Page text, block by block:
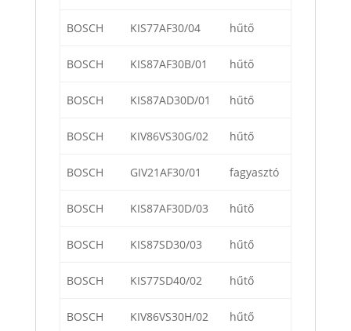
BOSCH KIS77AF30/04 hűtő
BOSCH KIS87AF30B/01 hűtő
BOSCH KIS87AD30D/01 hűtő
BOSCH KIV86VS30G/02 hűtő
BOSCH GIV21AF30/01 fagyasztó
BOSCH KIS87AF30D/03 hűtő
BOSCH KIS87SD30/03 hűtő
BOSCH KIS77SD40/02 hűtő
BOSCH KIV86VS30H/02 hűtő